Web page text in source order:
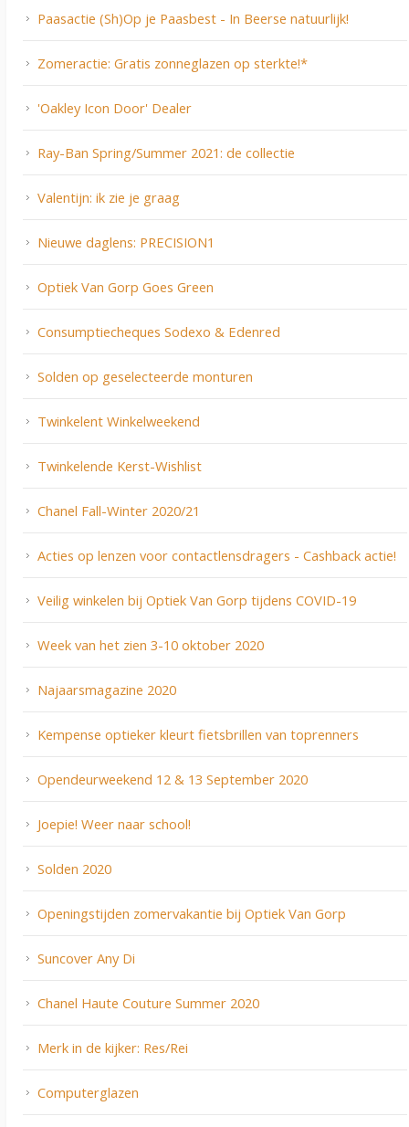
Paasactie (Sh)Op je Paasbest - In Beerse natuurlijk!
Zomeractie: Gratis zonneglazen op sterkte!*
'Oakley Icon Door' Dealer
Ray-Ban Spring/Summer 2021: de collectie
Valentijn: ik zie je graag
Nieuwe daglens: PRECISION1
Optiek Van Gorp Goes Green
Consumptiecheques Sodexo & Edenred
Solden op geselecteerde monturen
Twinkelent Winkelweekend
Twinkelende Kerst-Wishlist
Chanel Fall-Winter 2020/21
Acties op lenzen voor contactlensdragers - Cashback actie!
Veilig winkelen bij Optiek Van Gorp tijdens COVID-19
Week van het zien 3-10 oktober 2020
Najaarsmagazine 2020
Kempense optieker kleurt fietsbrillen van toprenners
Opendeurweekend 12 & 13 September 2020
Joepie! Weer naar school!
Solden 2020
Openingstijden zomervakantie bij Optiek Van Gorp
Suncover Any Di
Chanel Haute Couture Summer 2020
Merk in de kijker: Res/Rei
Computerglazen